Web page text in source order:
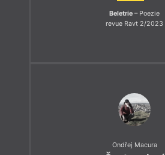
Beletrie – Poezie
revue Ravt 2/2023
Ondřej Macura